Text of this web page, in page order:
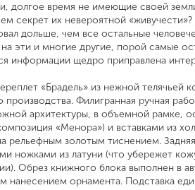
долгое время не имеющие своей
секрет их невероятной
дольше, чем все остальные
эти и многие другие, порой самые
информации щедро приправлена
«Брадель» из нежной телячьей
производства. Филигранная ручная
архитектуры, в объемной рамке,
«Менора») и вставками из
рельефным золотым тиснением.
ножками из латуни (что убережет
Обрез книжного блока выполнен в
нанесением орнамента. Подставка